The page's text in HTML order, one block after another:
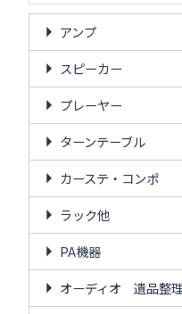
アンプ
スピーカー
プレーヤー
ターンテーブル
カーステ・コンポ
ラック他
PA機器
オーディオ 遺品整